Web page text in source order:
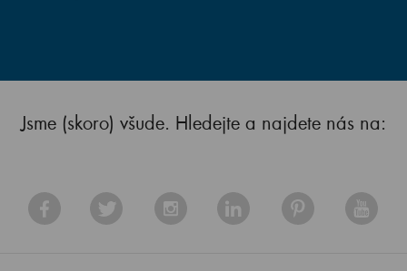
Jsme (skoro) všude. Hledejte a najdete nás na: